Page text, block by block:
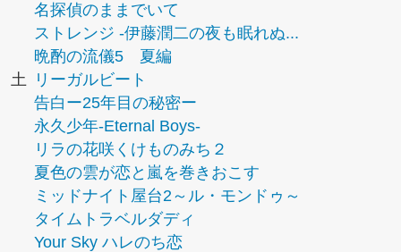
名探偵のままでいて
ストレンジ -伊藤潤二の夜も眠れぬ...
晩酌の流儀5 夏編
土
リーガルビート
告白ー25年目の秘密ー
永久少年-Eternal Boys-
リラの花咲くけものみち２
夏色の雲が恋と嵐を巻きおこす
ミッドナイト屋台2～ル・モンドゥ～
タイムトラベルダディ
Your Sky ハレのち恋